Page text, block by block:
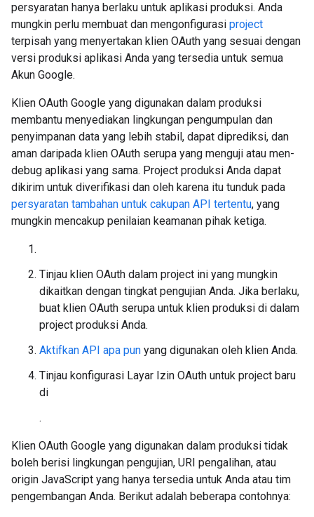
persyaratan hanya berlaku untuk aplikasi produksi. Anda
mungkin perlu membuat dan mengonfigurasi project
terpisah yang menyertakan klien OAuth yang sesuai dengan
versi produksi aplikasi Anda yang tersedia untuk semua
Akun Google.
Klien OAuth Google yang digunakan dalam produksi
membantu menyediakan lingkungan pengumpulan dan
penyimpanan data yang lebih stabil, dapat diprediksi, dan
aman daripada klien OAuth serupa yang menguji atau men-
debug aplikasi yang sama. Project produksi Anda dapat
dikirim untuk diverifikasi dan oleh karena itu tunduk pada
persyaratan tambahan untuk cakupan API tertentu, yang
mungkin mencakup penilaian keamanan pihak ketiga.
Tinjau klien OAuth dalam project ini yang mungkin
dikaitkan dengan tingkat pengujian Anda. Jika berlaku,
buat klien OAuth serupa untuk klien produksi di dalam
project produksi Anda.
Aktifkan API apa pun yang digunakan oleh klien Anda.
Tinjau konfigurasi Layar Izin OAuth untuk project baru
di
.
Klien OAuth Google yang digunakan dalam produksi tidak
boleh berisi lingkungan pengujian, URI pengalihan, atau
origin JavaScript yang hanya tersedia untuk Anda atau tim
pengembangan Anda. Berikut adalah beberapa contohnya: